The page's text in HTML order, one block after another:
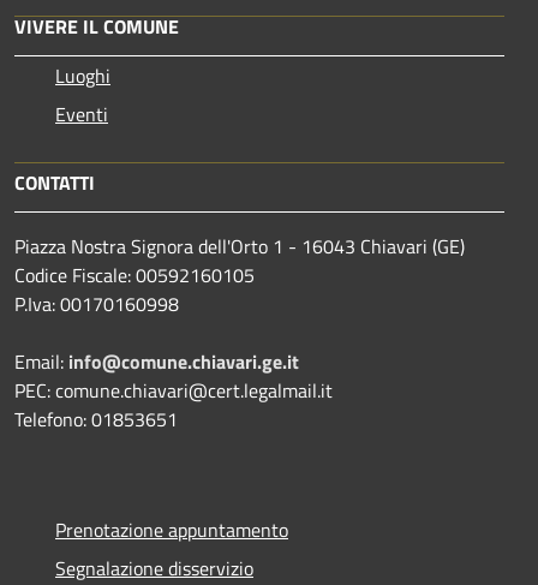
VIVERE IL COMUNE
Luoghi
Eventi
CONTATTI
Piazza Nostra Signora dell'Orto 1 - 16043 Chiavari (GE)
Codice Fiscale: 00592160105
P.Iva: 00170160998
Email: info@comune.chiavari.ge.it
PEC: comune.chiavari@cert.legalmail.it
Telefono: 01853651
Prenotazione appuntamento
Segnalazione disservizio